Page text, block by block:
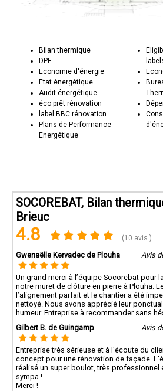
Bilan thermique
DPE
Economie d'énergie
Etat énergétique
Audit énergétique
éco prêt rénovation
label BBC rénovation
Plans de Performance
Energétique
SOCOREBAT, Bilan
Brieuc
4.8 (10 avis )
Gwenaëlle Kervadec de Plouha Avis
Un grand merci à l’équipe Socorebat pour
notre muret de clôture en pierre à Plouha.
l’alignement parfait et le chantier a été
nettoyé. Nous avons apprécié leur
humeur. Entreprise à recommander sans
Gilbert B. de Guingamp
Avis
Entreprise très sérieuse et à l'écoute du
concept pour une rénovation de façade.
réalisé un super boulot, très professionnel
sympa !
Merci !